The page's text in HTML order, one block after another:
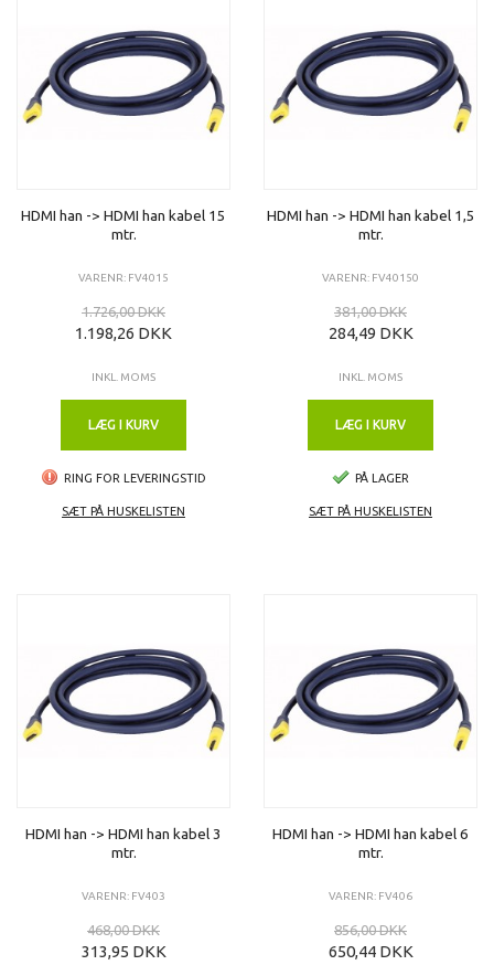
HDMI han -> HDMI han kabel 15
mtr.
VARENR: FV4015
1.726,00 DKK
1.198,26 DKK
INKL. MOMS
LÆG I KURV
RING FOR LEVERINGSTID
SÆT PÅ HUSKELISTEN
HDMI han -> HDMI han kabel 1,5
mtr.
VARENR: FV40150
381,00 DKK
284,49 DKK
INKL. MOMS
LÆG I KURV
PÅ LAGER
SÆT PÅ HUSKELISTEN
HDMI han -> HDMI han kabel 3
mtr.
VARENR: FV403
468,00 DKK
313,95 DKK
HDMI han -> HDMI han kabel 6
mtr.
VARENR: FV406
856,00 DKK
650,44 DKK